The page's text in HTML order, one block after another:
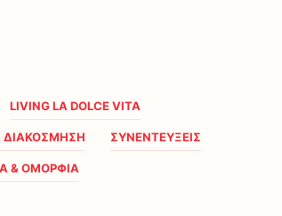
LIVING LA DOLCE VITA
ΔΙΑΚΟΣΜΗΣΗ ΣΥΝΕΝΤΕΥΞΕΙΣ
& ΟΜΟΡΦΙΑ